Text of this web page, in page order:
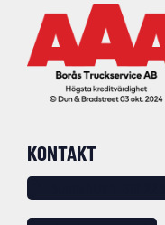
KONTAKT